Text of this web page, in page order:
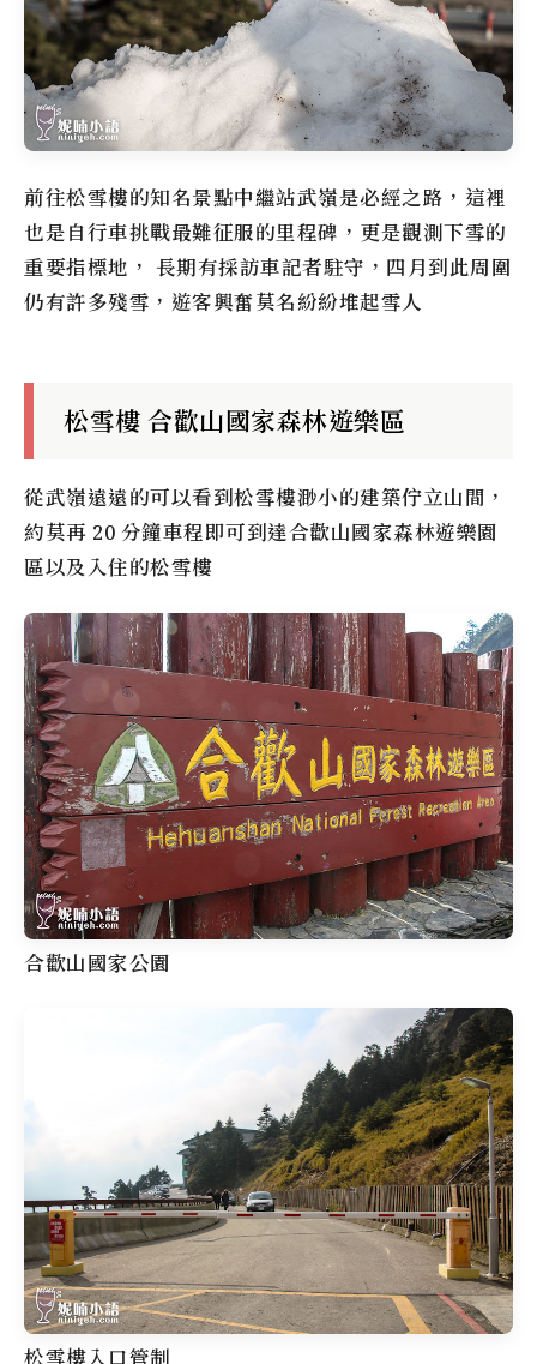
前往松雪樓的知名景點中繼站武嶺是必經之路，這裡
也是自行車挑戰最難征服的里程碑，更是觀測下雪的
重要指標地， 長期有採訪車記者駐守，四月到此周圍
仍有許多殘雪，遊客興奮莫名紛紛堆起雪人
松雪樓 合歡山國家森林遊樂區
從武嶺遠遠的可以看到松雪樓渺小的建築佇立山間，
約莫再 20 分鐘車程即可到達合歡山國家森林遊樂園
區以及入住的松雪樓
合歡山國家公園
松雪樓入口管制